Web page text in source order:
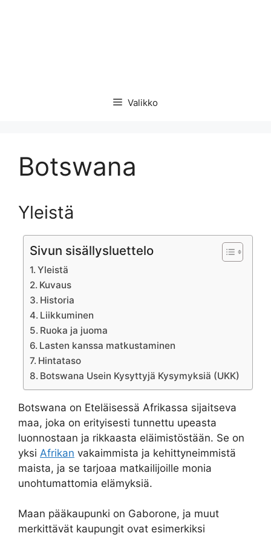
Valikko
Botswana
Yleistä
Sivun sisällysluettelo
Yleistä
Kuvaus
Historia
Liikkuminen
Ruoka ja juoma
Lasten kanssa matkustaminen
Hintataso
Botswana Usein Kysyttyjä Kysymyksiä (UKK)
Botswana on Eteläisessä Afrikassa sijaitseva
maa, joka on erityisesti tunnettu upeasta
luonnostaan ja rikkaasta eläimistöstään. Se on
yksi Afrikan vakaimmista ja kehittyneimmistä
maista, ja se tarjoaa matkailijoille monia
unohtumattomia elämyksiä.
Maan pääkaupunki on Gaborone, ja muut
merkittävät kaupungit ovat esimerkiksi